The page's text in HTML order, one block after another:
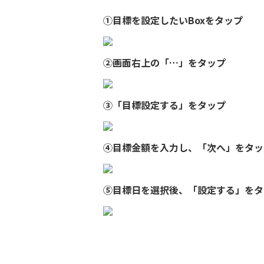
①目標を設定したいBoxをタップ
②画面右上の「…」をタップ
③「目標設定する」をタップ
④目標金額を入力し、「次へ」をタ
⑤目標日を選択後、「設定する」を